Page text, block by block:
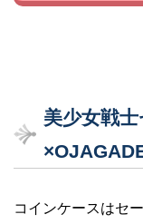
美少女戦
コインケースはセ